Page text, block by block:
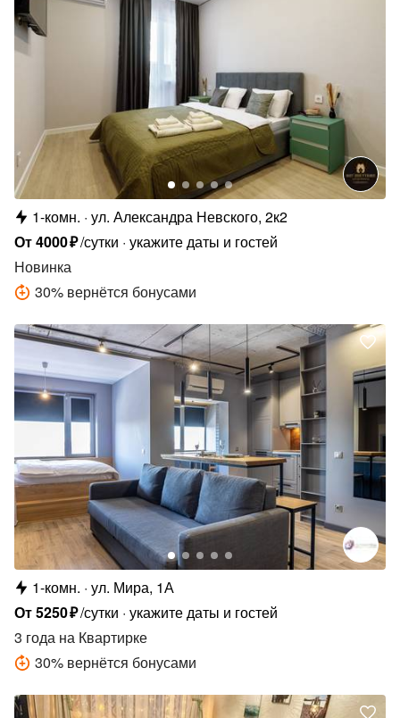
1-комн. ул. Александра Невского, 2к2
От4000₽/сутки укажите даты и гостей
Новинка
30% вернётся бонусами
1-комн. ул. Мира, 1А
От5250₽/сутки укажите даты и гостей
3 года на Квартирке
30% вернётся бонусами